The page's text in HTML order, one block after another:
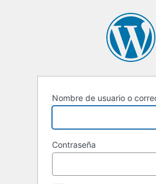
Nombre de usuario o
Contraseña